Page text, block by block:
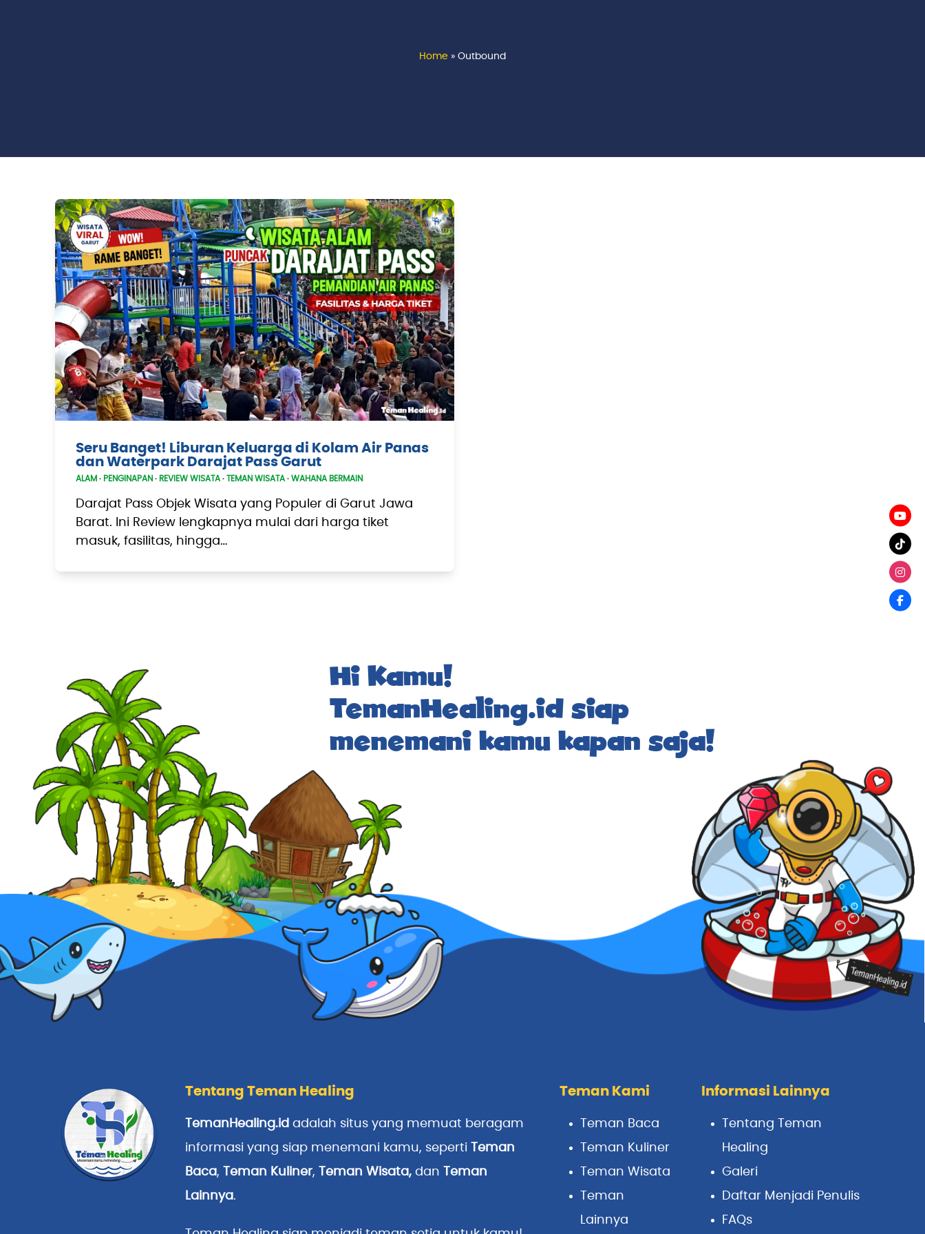
Home » Outbound
Seru Banget! Liburan Keluarga di Kolam Air Panas
dan Waterpark Darajat Pass Garut
ALAM · PENGINAPAN · REVIEW WISATA· TEMAN WISATA· WAHANA BERMAIN
Darajat Pass Objek Wisata yang Populer di Garut Jawa
Barat. Ini Review lengkapnya mulai dari harga tiket
masuk, fasilitas, hingga…
Hi Kamu!
TemanHealing.id siap
menemani kamu kapan saja!
Tentang Teman Healing
TemanHealing.id adalah situs yang memuat beragam
informasi yang siap menemani kamu, seperti
Teman
Baca, Teman Kuliner, Teman Wisata,dan
Teman
Lainnya.
Teman Kami
Teman Baca
Teman Kuliner
Teman Wisata
Teman
Lainnya
Informasi Lainnya
Tentang Teman
Healing
Galeri
Daftar Menjadi Penulis
FAQs